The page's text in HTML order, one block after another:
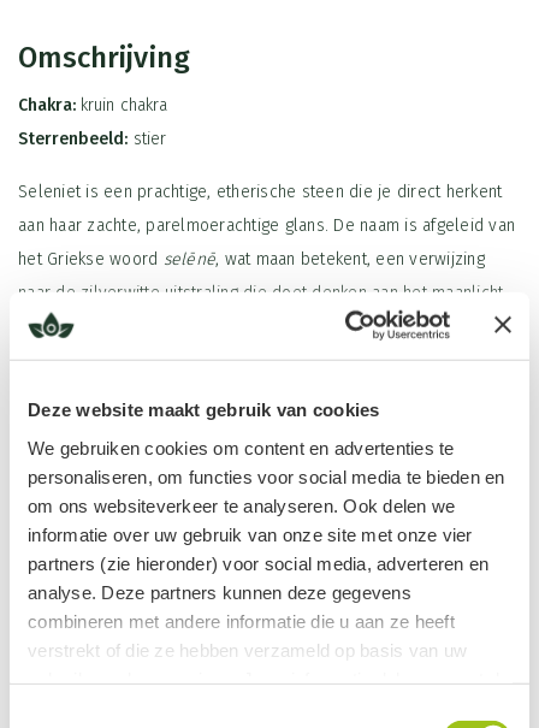
Deze website maakt gebruik van cookies
We gebruiken cookies om content en advertenties te
personaliseren, om functies voor social media te bieden en
om ons websiteverkeer te analyseren. Ook delen we
informatie over uw gebruik van onze site met onze vier
partners (zie hieronder) voor social media, adverteren en
analyse. Deze partners kunnen deze gegevens
combineren met andere informatie die u aan ze heeft
verstrekt of die ze hebben verzameld op basis van uw
Omschrijving
Chakra: kruin chakra
Sterrenbeeld: stier
Seleniet is een prachtige, etherische steen die je direct herkent
aan haar zachte, parelmoerachtige glans. De naam is afgeleid van
het Griekse woord selēnē, wat maan betekent, een verwijzing
naar de zilverwitte uitstraling die doet denken aan het maanlicht.
Niet voor niets wordt Seleniet ook wel de Maansteen van het
Licht genoemd (hoewel het een andere steen is dan de officiële
Deze steen wordt voornamelijk gevonden in landen als Marokko,
Mexico, Australië en de VS, waar ze als transparante
gipskristallen worden gewonnen.
Algemene werking
Seleniet is een bijzonder mooie steen als je bezig bent
met spiritualiteit. Ze beschermt je en brengt rust en vrede in jezelf,
Lees meer
Productinformatie
Maat: 3-4 cm
Tips in gebruik
Zet deze mooie bol op een plekje in huis